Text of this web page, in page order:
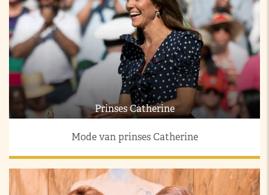
Prinses Catherine
Mode van prinses Catherine